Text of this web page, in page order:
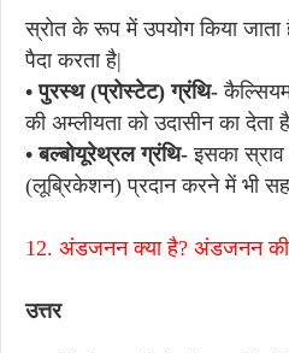
स्रोत के रूप में उपयोग किया
पैदा करता है|
• पुरस्थ (प्रोस्टेट) ग्रंथि-
की अम्लीयता को उदासीन का देता
• बल्बोयूरेथ्रल ग्रंथि- इसका
(लूब्रिकेशन) प्रदान करने में भी
12. अंडजनन क्या है? अंडजनन की
उत्तर